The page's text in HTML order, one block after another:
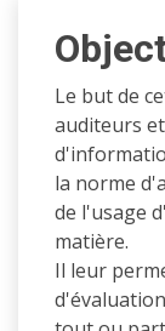
Le but de
auditeurs
la norme
de l'usage
matière.
Il leur